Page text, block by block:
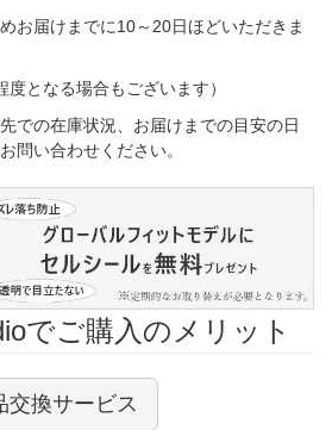
お届けまでに10～20日ほどいただきま
度となる場合もございます）
での在庫状況、お届けまでの目安の日
問い合わせください。
でご購入のメリット
交換サービス